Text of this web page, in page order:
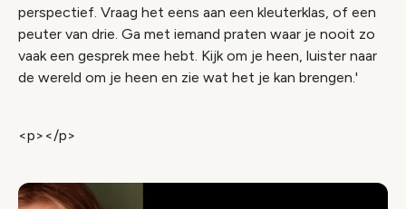
perspectief. Vraag het eens aan een kleuterklas, of een
peuter van drie. Ga met iemand praten waar je nooit zo
vaak een gesprek mee hebt. Kijk om je heen, luister naar
de wereld om je heen en zie wat het je kan brengen.'
<p></p>